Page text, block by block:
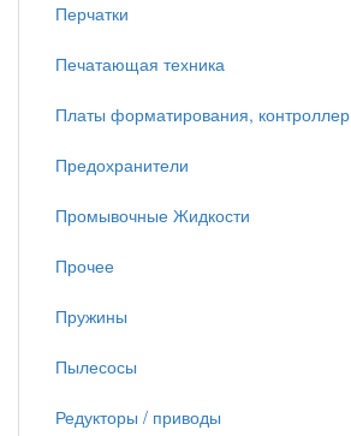
Перчатки
Печатающая техника
Платы форматирования, контроллер
Предохранители
Промывочные Жидкости
Прочее
Пружины
Пылесосы
Редукторы / приводы